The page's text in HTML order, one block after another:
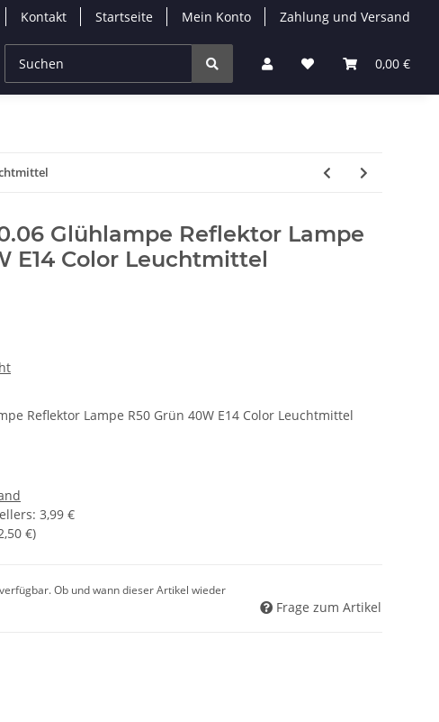
Kontakt Startseite Mein Konto Zahlung und Versand
0,00 €
Leuchtmittel Solarleuchten Zubehör
Glühlampe Reflektor Lampe
E14 Color Leuchtmittel
Reflektor Lampe R50 Grün 40W E14 Color Leuchtmittel
: 3,99 €
€)
Ob und wann dieser Artikel wieder
Frage zum Artikel